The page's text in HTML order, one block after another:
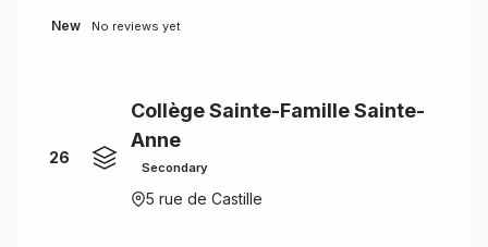
New No reviews yet
26
Collège Sainte-Famille Sainte-
Anne
Secondary
5 rue de Castille